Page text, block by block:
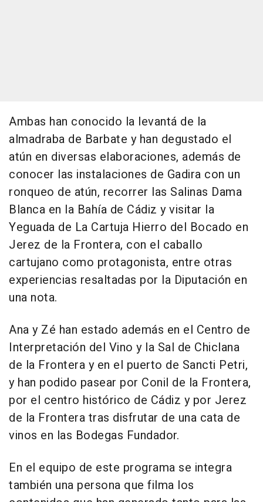
Ambas han conocido la levantá de la
almadraba de Barbate y han degustado el
atún en diversas elaboraciones, además de
conocer las instalaciones de Gadira con un
ronqueo de atún, recorrer las Salinas Dama
Blanca en la Bahía de Cádiz y visitar la
Yeguada de La Cartuja Hierro del Bocado en
Jerez de la Frontera, con el caballo
cartujano como protagonista, entre otras
experiencias resaltadas por la Diputación en
una nota.
Ana y Zé han estado además en el Centro de
Interpretación del Vino y la Sal de Chiclana
de la Frontera y en el puerto de Sancti Petri,
y han podido pasear por Conil de la Frontera,
por el centro histórico de Cádiz y por Jerez
de la Frontera tras disfrutar de una cata de
vinos en las Bodegas Fundador.
En el equipo de este programa se integra
también una persona que filma los